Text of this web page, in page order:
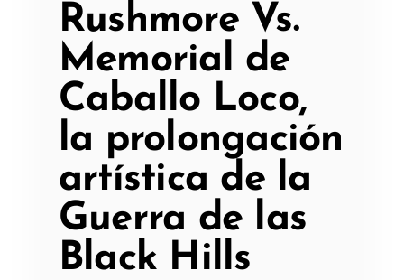
Rushmore Vs.
Memorial de
Caballo Loco,
la prolongación
artística de la
Guerra de las
Black Hills